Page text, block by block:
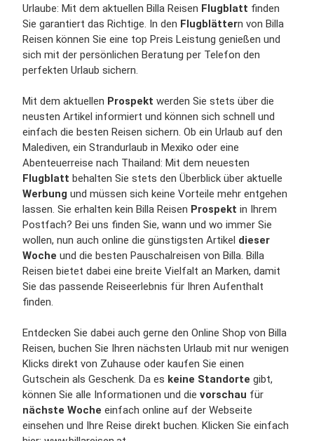
Urlaube: Mit dem aktuellen Billa Reisen Flugblatt finden
Sie garantiert das Richtige. In den Flugblättern von Billa
Reisen können Sie eine top Preis Leistung genießen und
sich mit der persönlichen Beratung per Telefon den
perfekten Urlaub sichern.
Mit dem aktuellen Prospekt werden Sie stets über die
neusten Artikel informiert und können sich schnell und
einfach die besten Reisen sichern. Ob ein Urlaub auf den
Malediven, ein Strandurlaub in Mexiko oder eine
Abenteuerreise nach Thailand: Mit dem neuesten
Flugblatt behalten Sie stets den Überblick über aktuelle
Werbung und müssen sich keine Vorteile mehr entgehen
lassen. Sie erhalten kein Billa Reisen Prospekt in Ihrem
Postfach? Bei uns finden Sie, wann und wo immer Sie
wollen, nun auch online die günstigsten Artikel dieser
Woche und die besten Pauschalreisen von Billa. Billa
Reisen bietet dabei eine breite Vielfalt an Marken, damit
Sie das passende Reiseerlebnis für Ihren Aufenthalt
finden.
Entdecken Sie dabei auch gerne den Online Shop von Billa
Reisen, buchen Sie Ihren nächsten Urlaub mit nur wenigen
Klicks direkt von Zuhause oder kaufen Sie einen
Gutschein als Geschenk. Da es keine Standorte gibt,
können Sie alle Informationen und die vorschau für
nächste Woche einfach online auf der Webseite
einsehen und Ihre Reise direkt buchen. Klicken Sie einfach